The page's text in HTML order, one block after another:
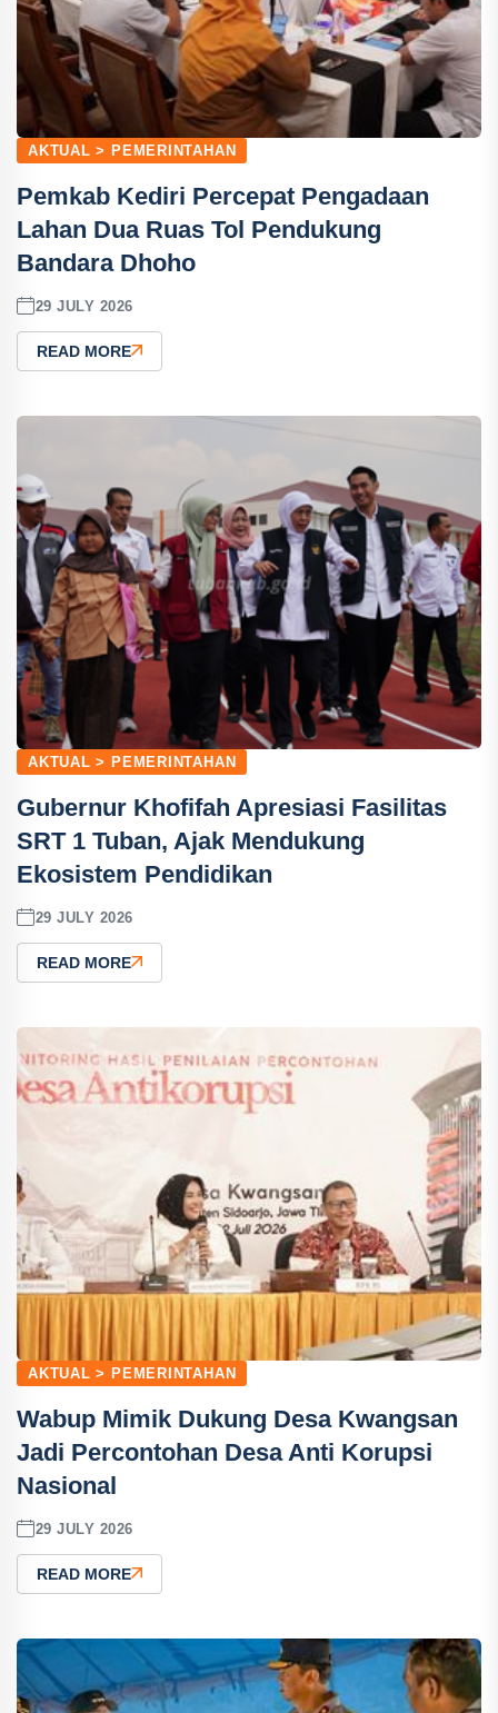
AKTUAL > PEMERINTAHAN
Pemkab Kediri Percepat Pengadaan
Lahan Dua Ruas Tol Pendukung
Bandara Dhoho
29 JULY 2026
READ MORE
AKTUAL > PEMERINTAHAN
Gubernur Khofifah Apresiasi Fasilitas
SRT 1 Tuban, Ajak Mendukung
Ekosistem Pendidikan
29 JULY 2026
READ MORE
AKTUAL > PEMERINTAHAN
Wabup Mimik Dukung Desa Kwangsan
Jadi Percontohan Desa Anti Korupsi
Nasional
29 JULY 2026
READ MORE